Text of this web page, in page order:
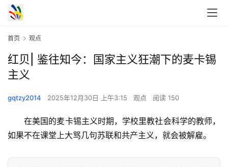
首页 观点
红贝| 鉴往知今：国家主义狂潮下的麦卡锡
主义
gqtzy2014 2025年12月30日 上午3:15 观点 阅读 150
在美国的麦卡锡主义时期，学校里教社会科学的教师，
如果不在课堂上大骂几句苏联和共产主义，就会被解雇。